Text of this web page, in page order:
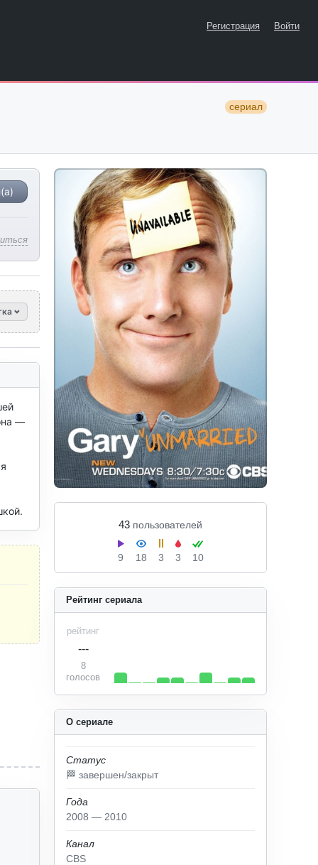
Регистрация Войти
сериал
43 пользователей
9 18 3 3 10
О сериале
Статус
🏁 завершен/закрыт
Года
2008 — 2010
Канал
CBS
Рейтинг сериала
рейтинг
---
8
голосов
—